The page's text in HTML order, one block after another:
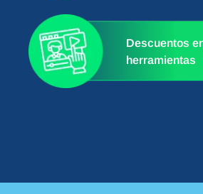
Descuentos
herramientas